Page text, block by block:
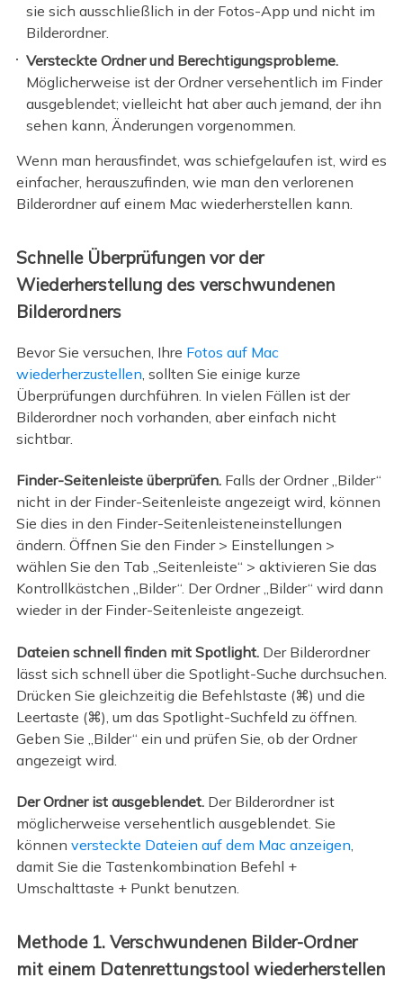
sie sich ausschließlich in der Fotos-App und nicht im
Bilderordner.
Versteckte Ordner und Berechtigungsprobleme.
Möglicherweise ist der Ordner versehentlich im Finder
ausgeblendet; vielleicht hat aber auch jemand, der ihn
sehen kann, Änderungen vorgenommen.
Wenn man herausfindet, was schiefgelaufen ist, wird es
einfacher, herauszufinden, wie man den verlorenen
Bilderordner auf einem Mac wiederherstellen kann.
Schnelle Überprüfungen vor der
Wiederherstellung des verschwundenen
Bilderordners
Bevor Sie versuchen, Ihre Fotos auf Mac
wiederherzustellen , sollten Sie einige kurze
Überprüfungen durchführen. In vielen Fällen ist der
Bilderordner noch vorhanden, aber einfach nicht
sichtbar.
Finder-Seitenleiste überprüfen.Falls der Ordner „Bilder“
nicht in der Finder-Seitenleiste angezeigt wird, können
Sie dies in den Finder-Seitenleisteneinstellungen
ändern. Öffnen Sie den Finder > Einstellungen >
wählen Sie den Tab „Seitenleiste“ > aktivieren Sie das
Kontrollkästchen „Bilder“. Der Ordner „Bilder“ wird dann
wieder in der Finder-Seitenleiste angezeigt.
Dateien schnell finden mit Spotlight.Der Bilderordner
lässt sich schnell über die Spotlight-Suche durchsuchen.
Drücken Sie gleichzeitig die Befehlstaste (⌘) und die
Leertaste (⌘), um das Spotlight-Suchfeld zu öffnen.
Geben Sie „Bilder“ ein und prüfen Sie, ob der Ordner
angezeigt wird.
Der Ordner ist ausgeblendet.Der Bilderordner ist
möglicherweise versehentlich ausgeblendet. Sie
können versteckte Dateien auf dem Mac anzeigen,
damit Sie die Tastenkombination Befehl +
Umschalttaste + Punkt benutzen.
Methode 1. Verschwundenen Bilder-Ordner
mit einem Datenrettungstool wiederherstellen